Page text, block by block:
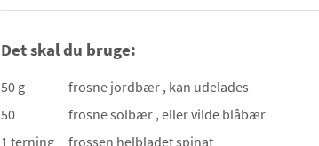
Det skal du bruge:
50 g frosne jordbær , kan udelades
50
frosne solbær , eller vilde blåbær
1 terning
frossen helbladet spinat